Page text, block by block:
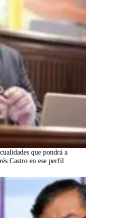
que pondrá a
Castro en ese perfil